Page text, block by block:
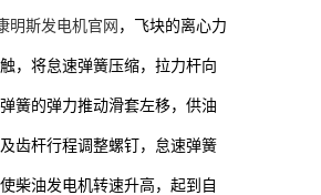
明斯发电机官网 ，飞块的离心力
，将怠速弹簧压缩，拉力杆向
簧的弹力推动滑套左移，供油
齿杆行程调整螺钉，怠速弹簧
柴油发电机转速升高，起到自